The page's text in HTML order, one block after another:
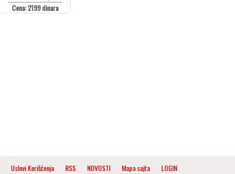
Cena: 2199 dinara
Uslovi Korišćenja RSS NOVOSTI Mapa sajta LOGIN